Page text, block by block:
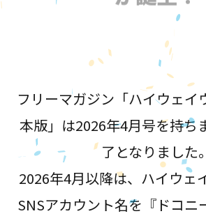
フリーマガジン「ハイウェイ
本版」は2026年4月号を持ち
了となりました。
2026年4月以降は、ハイウェ
SNSアカウント名を『ドコニ